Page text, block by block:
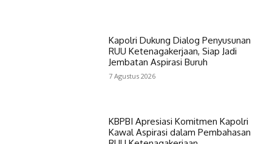
Kapolri Dukung Dialog Penyusunan
RUU Ketenagakerjaan, Siap Jadi
Jembatan Aspirasi Buruh
7 Agustus 2026
KBPBI Apresiasi Komitmen Kapolri
Kawal Aspirasi dalam Pembahasan